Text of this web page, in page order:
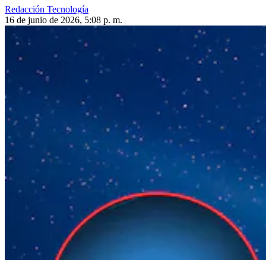
Redacción Tecnología
16 de junio de 2026, 5:08 p. m.